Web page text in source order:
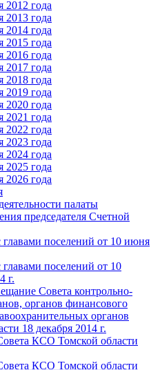
2012 года
2013 года
2014 года
2015 года
2016 года
2017 года
2018 года
2019 года
2020 года
2021 года
2022 года
2023 года
2024 года
2025 года
2026 года
палаты
председателя Счетной
поселений от 10 июня
поселений от 10
г.
Совета контрольно-
органов финансового
органов
18 декабря 2014 г.
КСО Томской области
КСО Томской области